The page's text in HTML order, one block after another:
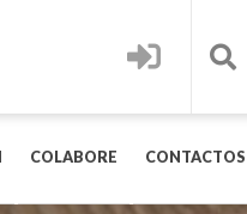
COLABORE CONTACTOS